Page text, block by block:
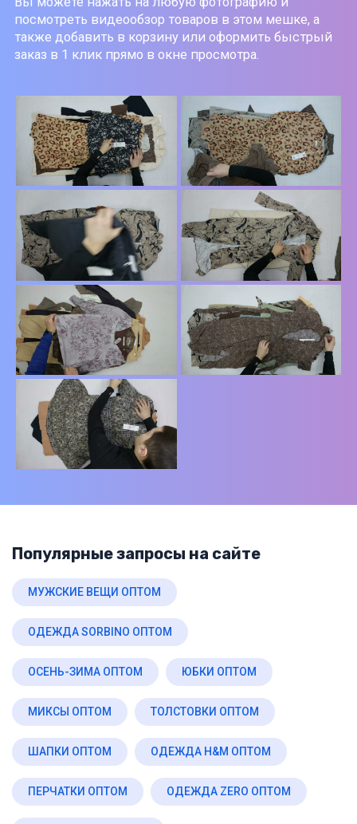
посмотреть видеообзор товаров в этом мешке, а
также добавить в корзину или оформить быстрый
заказ в 1 клик прямо в окне просмотра.
Популярные запросы на сайте
МУЖСКИЕ ВЕЩИ ОПТОМ
ОДЕЖДА SORBINO ОПТОМ
ОСЕНЬ-ЗИМА ОПТОМ ЮБКИ ОПТОМ
МИКСЫ ОПТОМ ТОЛСТОВКИ ОПТОМ
ШАПКИ ОПТОМ ОДЕЖДА H&M ОПТОМ
ПЕРЧАТКИ ОПТОМ ОДЕЖДА ZERO ОПТОМ